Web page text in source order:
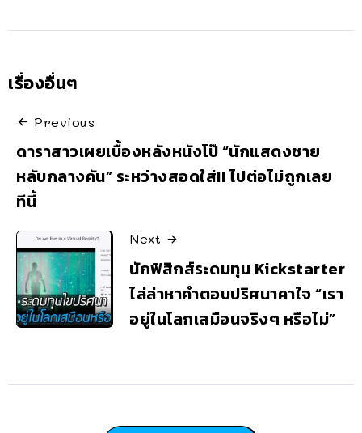
เรื่องอื่นๆ
Previous
ดาราสาวเผยเบื้องหลังหนังโป๊ “นักแสดงชาย
หลับกลางคัน” ระหว่างสอดใส่!! ไปต่อไม่ถูกเลย
ทีนี้
Next
นักฟิสิกส์ระดมทุน Kickstarter
ไล่ล่าหาคำตอบปริศนาคาใจ “เรา
อยู่ในโลกเสมือนจริงๆ หรือไม่”